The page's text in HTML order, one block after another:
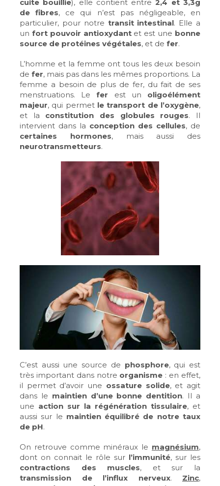
cuite bouillie), elle contient entre2,4 et 3,3g
de fibres, ce qui n’est pas négligeable, en
particulier, pour notre transit intestinal. Elle a
un fort pouvoir antioxydantet est une bonne
source de protéines végétales, et de fer.
L’homme et la femme ont tous les deux besoin
de fer, mais pas dans les mêmes proportions. La
femme a besoin de plus de fer, du fait de ses
menstruations. Lefer est un oligoélément
majeur, qui permet le transport de l’oxygène,
et la constitution des globules rouges. Il
intervient dans la conception des cellules, de
certaines hormones, mais aussi des
neurotransmetteurs.
C’est aussi une source de phosphore, qui est
très important dans notre organisme : en effet,
il permet d’avoir une ossature solide, et agit
dans le maintien d’une bonne dentition. Il a
une action sur la régénération tissulaire, et
aussi sur le maintien équilibré de notre taux
de pH.
On retrouve comme minéraux le magnésium,
dont on connait le rôle sur l’immunité, sur les
contractions des muscles, et sur la
transmission de l’influx nerveux. Zinc,